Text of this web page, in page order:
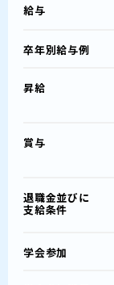
給与
卒年別給与例
昇給
賞与
退職金並びに
支給条件
学会参加